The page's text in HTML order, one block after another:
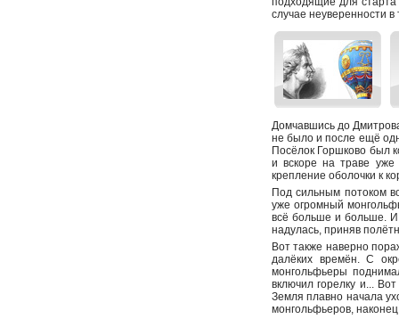
случае неуверенности в
Домчавшись до
не было и после ещё
Посёлок Горшково был
и вскоре на траве уже
крепление оболочки к
Под сильным потоком
уже огромный
всё больше и больше. И
надулась, приняв
Вот также наверно
далёких времён. С
монгольфьеры
включил горелку и...
Земля плавно начала
монгольфьеров, наконец